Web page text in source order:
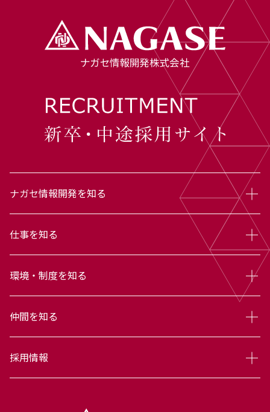
ナガセ情報開発を知る
仕事を知る
環境・制度を知る
仲間を知る
採用情報